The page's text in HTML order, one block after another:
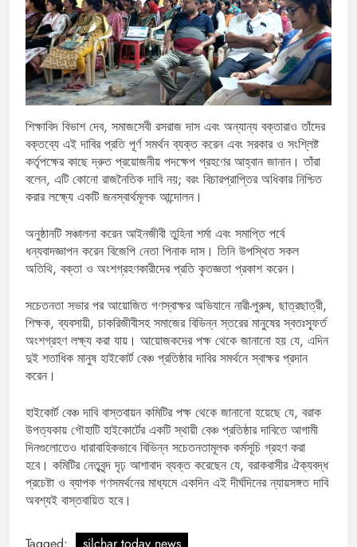
শিক্ষাবিদ বিভাশ দেব, সমাজসেবী রসরাজ দাস এবং অন্যান্য বক্তারাও তাঁদের
বক্তব্যে এই দাবির প্রতি পূর্ণ সমর্থন ব্যক্ত করেন এবং সরকার ও সংশ্লিষ্ট
কর্তৃপক্ষের কাছে দ্রুত প্রয়োজনীয় পদক্ষেপ গ্রহণের আহ্বান জানান। তাঁরা
বলেন, এটি কোনো রাজনৈতিক দাবি নয়; বরং বিচারপ্রাপ্তির অধিকার নিশ্চিত
করার লক্ষ্যে একটি জনস্বার্থমূলক আন্দোলন।
অনুষ্ঠানটি সঞ্চালনা করেন আইনজীবী তুহিনা শর্মা এবং সমাপ্তি পর্বে
ধন্যবাদজ্ঞাপন করেন বিজেপি নেতা পিনাক দাস। তিনি উপস্থিত সকল
অতিথি, বক্তা ও অংশগ্রহণকারীদের প্রতি কৃতজ্ঞতা প্রকাশ করেন।
সচেতনতা সভার পর আয়োজিত গণস্বাক্ষর অভিযানে নারী-পুরুষ, ছাত্রছাত্রী,
শিক্ষক, ব্যবসায়ী, চাকরিজীবীসহ সমাজের বিভিন্ন স্তরের মানুষের স্বতঃস্ফূর্ত
অংশগ্রহণ লক্ষ্য করা যায়। আয়োজকদের পক্ষ থেকে জানানো হয় যে, এদিন
দুই শতাধিক মানুষ হাইকোর্ট বেঞ্চ প্রতিষ্ঠার দাবির সমর্থনে স্বাক্ষর প্রদান
করেন।
হাইকোর্ট বেঞ্চ দাবি বাস্তবায়ন কমিটির পক্ষ থেকে জানানো হয়েছে যে, বরাক
উপত্যকায় গৌহাটি হাইকোর্টের একটি স্থায়ী বেঞ্চ প্রতিষ্ঠার দাবিতে আগামী
দিনগুলোতেও ধারাবাহিকভাবে বিভিন্ন সচেতনতামূলক কর্মসূচি গ্রহণ করা
হবে। কমিটির নেতৃবৃন্দ দৃঢ় আশাবাদ ব্যক্ত করেছেন যে, বরাকবাসীর ঐক্যবদ্ধ
প্রচেষ্টা ও ব্যাপক গণসমর্থনের মাধ্যমে একদিন এই দীর্ঘদিনের ন্যায়সঙ্গত দাবি
অবশ্যই বাস্তবায়িত হবে।
Tagged: silchar today news